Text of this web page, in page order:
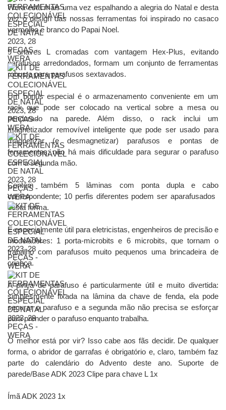
Wera está mais uma vez espalhando a alegria do Natal e desta
vez o design das nossas ferramentas foi inspirado no casaco
vermelho e branco do Papai Noel.
9 chaves L cromadas com vantagem Hex-Plus, evitando
parafusos arredondados, formam um conjunto de ferramentas
robusto para parafusos sextavados.
Um bônus especial é o armazenamento conveniente em um
rack que pode ser colocado na vertical sobre a mesa ou
pendurado na parede. Além disso, o rack inclui um
magnetizador removível inteligente que pode ser usado para
magnetizar (e desmagnetizar) parafusos e pontas de
ferramentas; não há mais dificuldade para segurar o parafuso
com a segunda mão.
Contém também 5 lâminas com ponta dupla e cabo
correspondente; 10 perfis diferentes podem ser aparafusados ​​
desta forma.
E especialmente útil para eletricistas, engenheiros de precisão e
modeladores: 1 porta-microbits e 6 microbits, que tornam o
trabalho com parafusos muito pequenos uma brincadeira de
criança.
A pinça de parafuso é particularmente útil e muito divertida:
simplesmente fixada na lâmina da chave de fenda, ela pode
segurar o parafuso e a segunda mão não precisa se esforçar
para prender o parafuso enquanto trabalha.
O melhor está por vir? Isso cabe aos fãs decidir. De qualquer
forma, o abridor de garrafas é obrigatório e, claro, também faz
parte do calendário do Advento deste ano. Suporte de
parede/Base ADK 2023 Clipe para chave L 1x
Ímã ADK 2023 1x